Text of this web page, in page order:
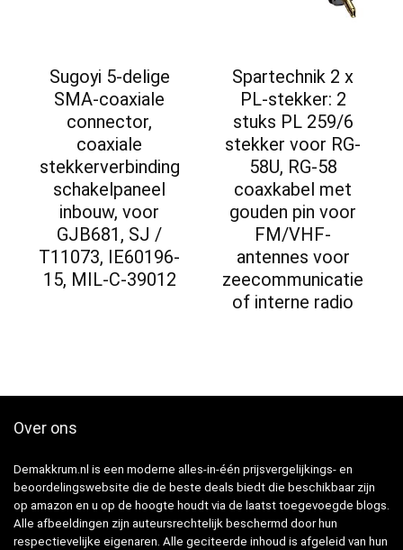
Sugoyi 5-delige
SMA-coaxiale
connector,
coaxiale
stekkerverbinding
schakelpaneel
inbouw, voor
GJB681, SJ /
T11073, IE60196-
15, MIL-C-39012
Spartechnik 2 x
PL-stekker: 2
stuks PL 259/6
stekker voor RG-
58U, RG-58
coaxkabel met
gouden pin voor
FM/VHF-
antennes voor
zeecommunicatie
of interne radio
Over ons
Demakkrum.nl is een moderne alles-in-één prijsvergelijkings- en
beoordelingswebsite die de beste deals biedt die beschikbaar zijn
op amazon en u op de hoogte houdt via de laatst toegevoegde blogs.
Alle afbeeldingen zijn auteursrechtelijk beschermd door hun
respectievelijke eigenaren. Alle geciteerde inhoud is afgeleid van hun